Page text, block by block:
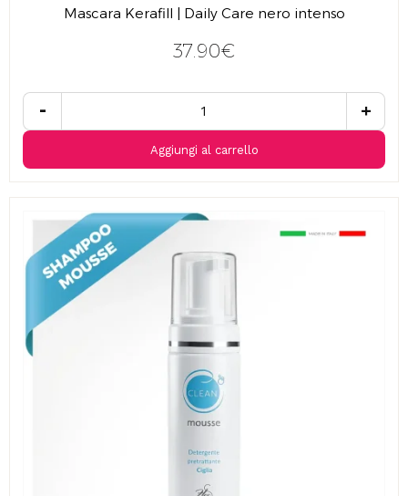
Mascara Kerafill | Daily Care nero intenso
37.90€
- +
Aggiungi al carrello